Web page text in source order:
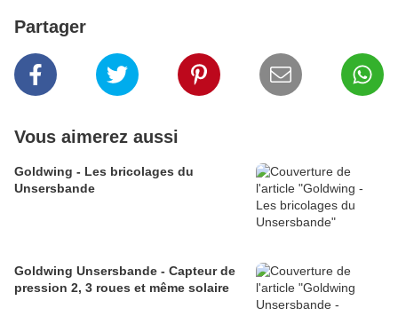
Partager
Vous aimerez aussi
Goldwing - Les bricolages du
Unsersbande
Goldwing Unsersbande - Capteur de
pression 2, 3 roues et même solaire